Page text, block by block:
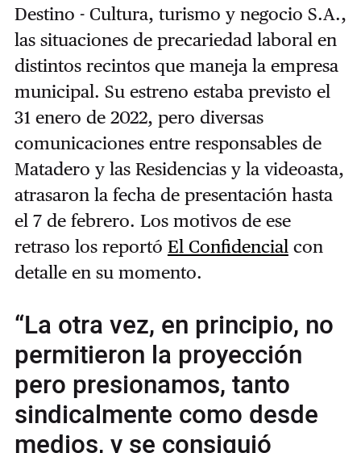
Destino - Cultura, turismo y negocio S.A.,
las situaciones de precariedad laboral en
distintos recintos que maneja la empresa
municipal. Su estreno estaba previsto el
31 enero de 2022, pero diversas
comunicaciones entre responsables de
Matadero y las Residencias y la videoasta,
atrasaron la fecha de presentación hasta
el 7 de febrero. Los motivos de ese
retraso los reportó El Confidencialcon
detalle en su momento.
“La otra vez, en principio, no
permitieron la proyección
pero presionamos, tanto
sindicalmente como desde
medios, y se consiguió